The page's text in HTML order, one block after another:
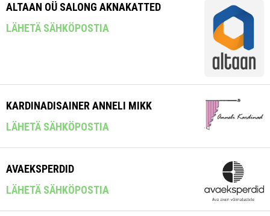
ALTAAN OÜ SALONG AKNAKATTED
LÄHETÄ SÄHKÖPOSTIA
KARDINADISAINER ANNELI MIKK
LÄHETÄ SÄHKÖPOSTIA
AVAEKSPERDID
LÄHETÄ SÄHKÖPOSTIA